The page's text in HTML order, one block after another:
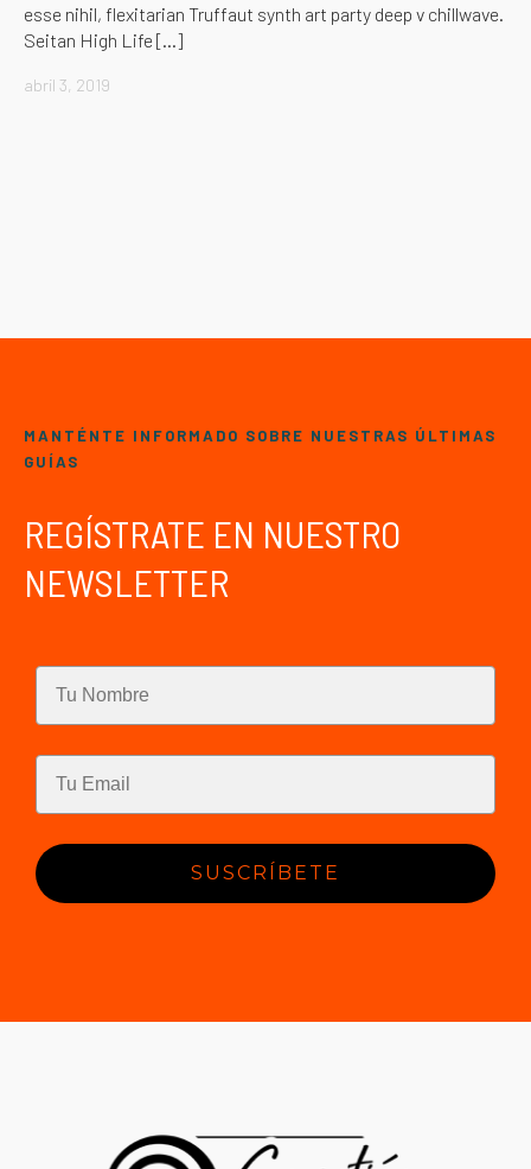
esse nihil, flexitarian Truffaut synth art party deep v chillwave.
Seitan High Life […]
abril 3, 2019
MANTÉNTE INFORMADO SOBRE NUESTRAS ÚLTIMAS
GUÍAS
REGÍSTRATE EN NUESTRO
NEWSLETTER
SUSCRÍBETE